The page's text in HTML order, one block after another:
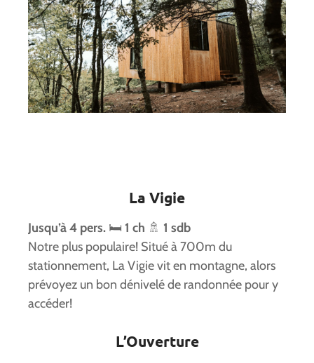
La Vigie
Jusqu’à 4 pers. 🛏️ 1 ch 🚿 1 sdb
Notre plus populaire! Situé à 700m du
stationnement, La Vigie vit en montagne, alors
prévoyez un bon dénivelé de randonnée pour y
accéder!
L’Ouverture